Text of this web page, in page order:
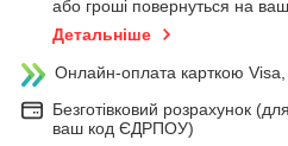
або гроші повернуться на
Детальніше
Онлайн-оплата карткою
Безготівковий розрахунок
ваш код ЄДРПОУ)